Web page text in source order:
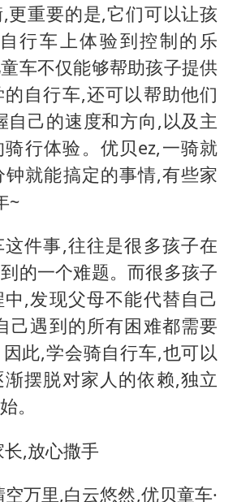
更重要的是,它们可以让孩
行车上体验到控制的乐
车不仅能够帮助孩子提供
自行车,还可以帮助他们
自己的速度和方向,以及主
行体验。优贝ez,一骑就
就能搞定的事情,有些家
~
件事,往往是很多孩子在
的一个难题。而很多孩子
,发现父母不能代替自己
己遇到的所有困难都需要
此,学会骑自行车,也可以
摆脱对家人的依赖,独立
。
,放心撒手
万里,白云悠然,优贝童车·